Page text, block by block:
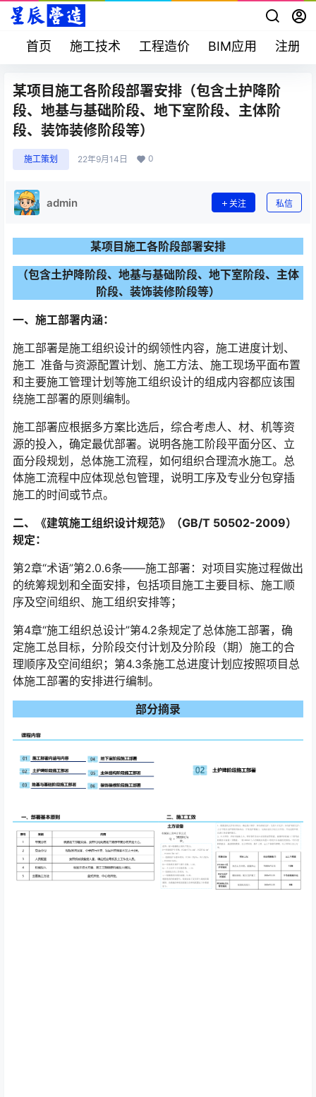
首页 施工技术 工程造价 BIM应用 注册考
某项目施工各阶段部署安排（包含土护降阶
段、地基与基础阶段、地下室阶段、主体阶
段、装饰装修阶段等）
施工策划 22年9月14日 0
admin 关注 私信
某项目施工各阶段部署安排
（包含土护降阶段、地基与基础阶段、地下室阶段、主体
阶段、装饰装修阶段等）
一、施工部署内涵：
施工部署是施工组织设计的纲领性内容，施工进度计划、
施工 准备与资源配置计划、施工方法、施工现场平面布置
和主要施工管理计划等施工组织设计的组成内容都应该围
绕施工部署的原则编制。
施工部署应根据多方案比选后，综合考虑人、材、机等资
源的投入，确定最优部署。说明各施工阶段平面分区、立
面分段规划，总体施工流程，如何组织合理流水施工。总
体施工流程中应体现总包管理，说明工序及专业分包穿插
施工的时间或节点。
二、《建筑施工组织设计规范》（GB/T 50502-2009）
规定：
第2章“术语”第2.0.6条——施工部署：对项目实施过程做出
的统筹规划和全面安排，包括项目施工主要目标、施工顺
序及空间组织、施工组织安排等；
第4章“施工组织总设计”第4.2条规定了总体施工部署，确
定施工总目标，分阶段交付计划及分阶段（期）施工的合
理顺序及空间组织；第4.3条施工总进度计划应按照项目总
体施工部署的安排进行编制。
部分摘录